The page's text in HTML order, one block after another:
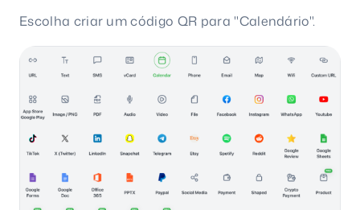
Escolha criar um código QR para "Calendário".